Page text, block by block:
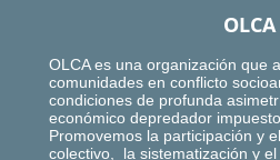
OLCA
OLCA es una organización que
comunidades en conflicto
condiciones de profunda
económico depredador
Promovemos la participación y
colectivo, la sistematización y